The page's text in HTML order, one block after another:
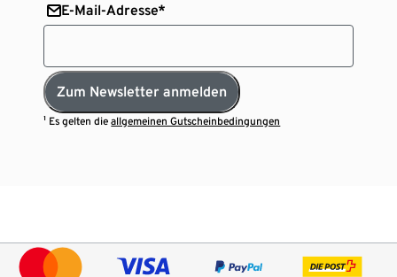
E-Mail-Adresse*
Zum Newsletter anmelden
¹ Es gelten dieallgemeinen Gutscheinbedingungen